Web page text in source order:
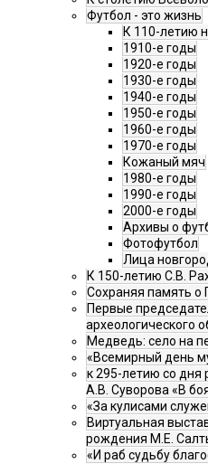
Футбол - это жизнь
К 110-летию
1910-е годы
1920-е годы
1930-е годы
1940-е годы
1950-е годы
1960-е годы
1970-е годы
Кожаный мяч
1980-е годы
1990-е годы
2000-е годы
Архивы о
Фотофутбол
Лица
К 150-летию С.В.
Сохраняя память о
Первые
археологического
Медведь: село на
«Всемирный день
к 295-летию со дня
А.В. Суворова «В
«За кулисами
Виртуальная
рождения М.Е.
«И раб судьбу